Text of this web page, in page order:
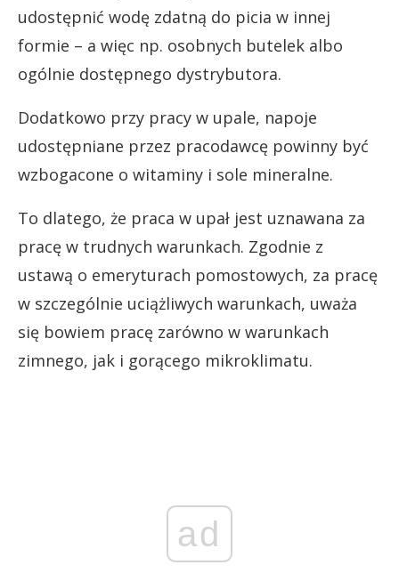
udostępnić wodę zdatną do picia w innej
formie – a więc np. osobnych butelek albo
ogólnie dostępnego dystrybutora.
Dodatkowo przy pracy w upale, napoje
udostępniane przez pracodawcę powinny być
wzbogacone o witaminy i sole mineralne.
To dlatego, że praca w upał jest uznawana za
pracę w trudnych warunkach. Zgodnie z
ustawą o emeryturach pomostowych, za pracę
w szczególnie uciążliwych warunkach, uważa
się bowiem pracę zarówno w warunkach
zimnego, jak i gorącego mikroklimatu.
ad